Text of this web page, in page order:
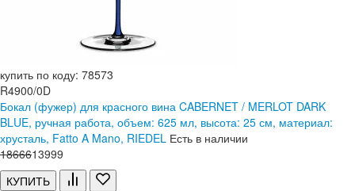
купить по коду: 78573
R4900/0D
Бокал (фужер) для красного вина CABERNET / MERLOT DARK
BLUE, ручная работа, объем: 625 мл, высота: 25 см, материал:
хрусталь, Fatto A Mano, RIEDEL Есть в наличии
1866613999
КУПИТЬ